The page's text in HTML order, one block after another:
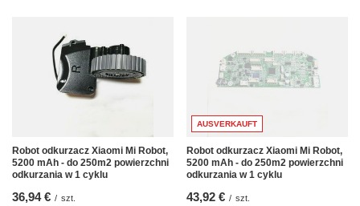
Robot odkurzacz Xiaomi Mi Robot,
5200 mAh - do 250m2 powierzchni
odkurzania w 1 cyklu
36,94 € / szt.
AUSVERKAUFT
Robot odkurzacz Xiaomi Mi Robot,
5200 mAh - do 250m2 powierzchni
odkurzania w 1 cyklu
43,92 € / szt.